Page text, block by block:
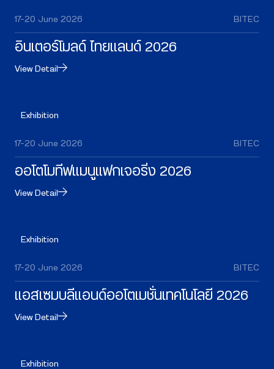
17–20 June 2026 BITEC
อินเตอร์โมลด์ ไทยแลนด์ 2026
View Detail
Exhibition
17–20 June 2026 BITEC
ออโตโมทีฟแมนูแฟกเจอริ่ง 2026
View Detail
Exhibition
17–20 June 2026 BITEC
แอสเซมบลีแอนด์ออโตเมชั่นเทคโนโลยี 2026
View Detail
Exhibition